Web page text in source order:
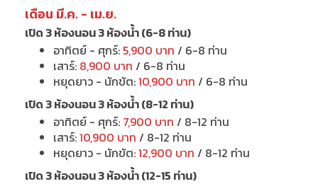
เดือน มี.ค. - เม.ย.
เปิด 3 ห้องนอน 3 ห้องน้ำ (6-8 ท่าน)
อาทิตย์ - ศุกร์: 5,900 บาท / 6-8 ท่าน
เสาร์: 8,900 บาท / 6-8 ท่าน
หยุดยาว - นักขัต:10,900 บาท / 6-8 ท่าน
เปิด 3 ห้องนอน 3 ห้องน้ำ (8-12 ท่าน)
อาทิตย์ - ศุกร์: 7,900 บาท / 8-12 ท่าน
เสาร์:10,900 บาท / 8-12 ท่าน
หยุดยาว - นักขัต:12,900 บาท / 8-12 ท่าน
เปิด 3 ห้องนอน 3 ห้องน้ำ (12-15 ท่าน)